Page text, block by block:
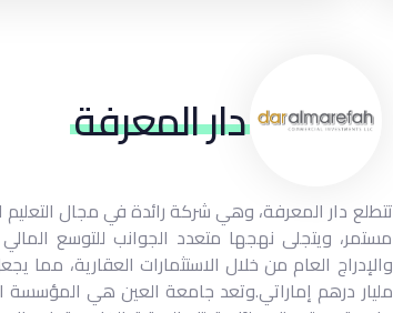
دار المعرفة
تتطلع دار المعرفة، وهي شركة رائدة في مجال
مستمر، ويتجلى نهجها متعدد الجوانب للتوسع المالي
مليار درهم إماراتي. وتعد جامعة العين هي